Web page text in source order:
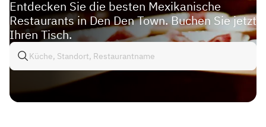
Entdecken Sie die besten Mexikanische
Restaurants in Den Den Town. Buchen Sie jetzt
Ihren Tisch.